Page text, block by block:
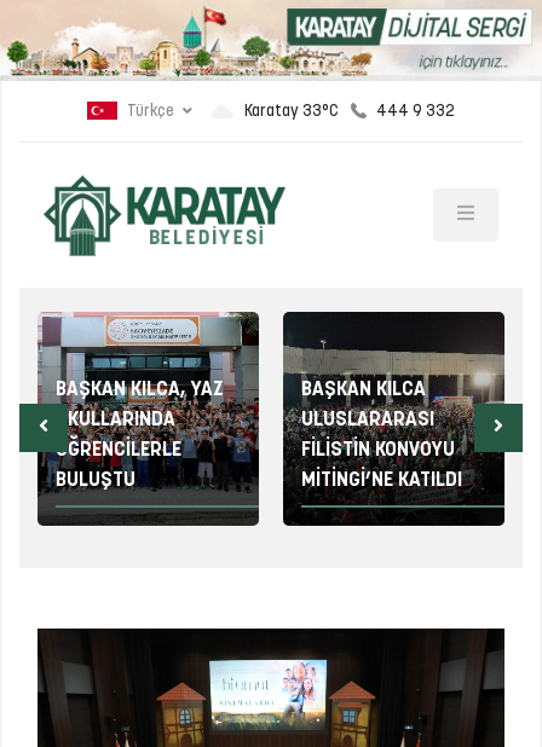
Türkçe Karatay 33°C 444 9 332
BAŞKAN KILCA, YAZ
OKULLARINDA
ÖĞRENCİLERLE
BULUŞTU
BAŞKAN KILCA
ULUSLARARASI
FİLİSTİN KONVOYU
MİTİNGİ’NE KATILDI